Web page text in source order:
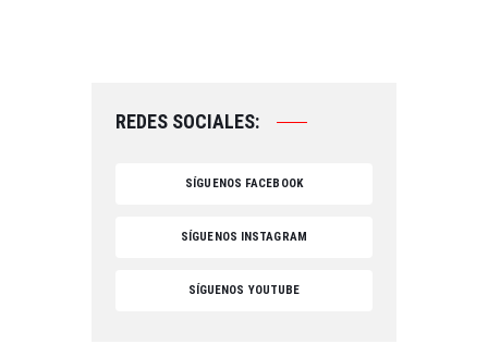
REDES SOCIALES:
SÍGUENOS FACEBOOK
SÍGUENOS INSTAGRAM
SÍGUENOS YOUTUBE